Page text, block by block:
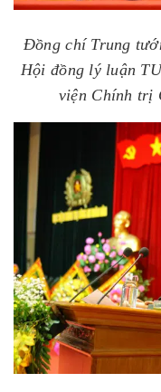
Đồng chí Trung
Hội đồng lý luận
viện Chính trị